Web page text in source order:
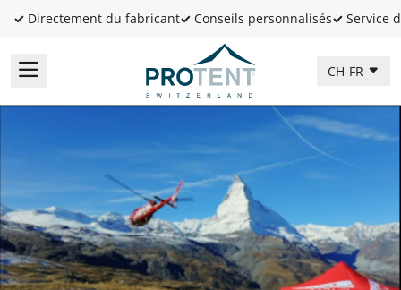
✓ Directement du fabricant✓ Conseils personnalisés✓ Service
CH-FR